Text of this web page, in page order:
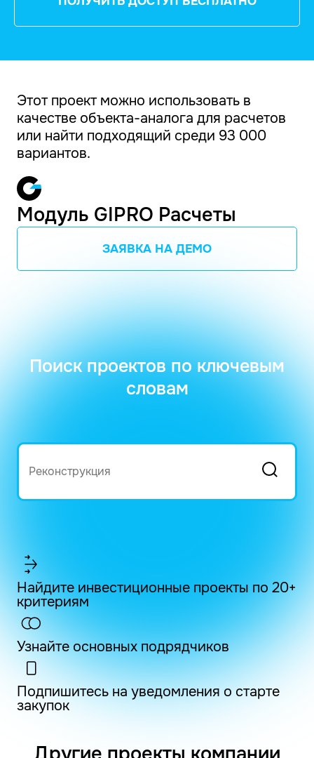
Этот проект можно использовать в
качестве объекта-аналога для расчетов
или найти подходящий среди 93 000
вариантов.
Модуль GIPRO Расчеты
ЗАЯВКА НА ДЕМО
Поиск проектов по ключевым
словам
Найдите инвестиционные проекты по 20+
критериям
Узнайте основных подрядчиков
Подпишитесь на уведомления о старте
закупок